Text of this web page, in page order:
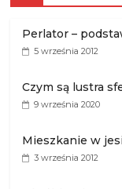
Perlator –
5 września 2012
Czym są lustra
9 września 2020
Mieszkanie w
3 września 2012